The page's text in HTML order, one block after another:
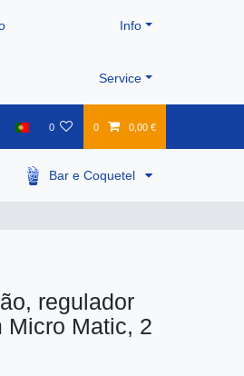
Info
Service
0 0 0,00 €
Bar e Coquetel
regulador
Micro Matic, 2